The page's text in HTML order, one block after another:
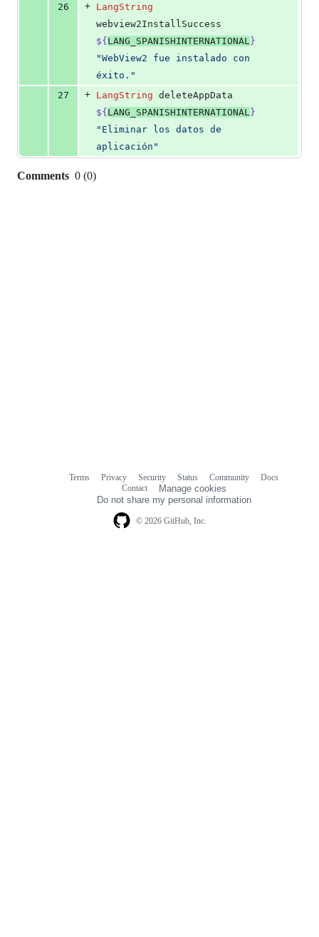
26
+ LangString
${ LANG_SPANISHINTERNATIONAL }
"WebView2 fue instalado con
éxito. "
27
+ LangString
${ LANG_SPANISHINTERNATIONAL }
" Eliminar los datos de
aplicación "
Comments 0 (0)
© 2026 GitHub, Inc.
Terms Privacy Security Status Community
Docs
Contact
Manage cookies
Do not share my personal information